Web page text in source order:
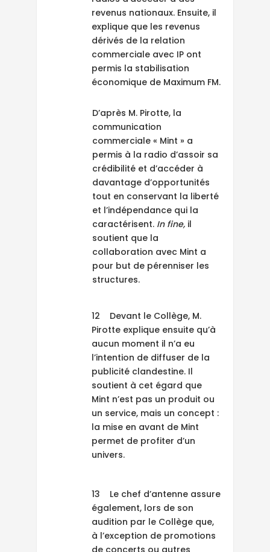
revenus nationaux. Ensuite, il
explique que les revenus
dérivés de la relation
commerciale avec IP ont
permis la stabilisation
économique de Maximum FM.
D’après M. Pirotte, la
communication
commerciale « Mint » a
permis à la radio d’assoir sa
crédibilité et d’accéder à
davantage d’opportunités
tout en conservant la liberté
et l’indépendance qui la
caractérisent. In fine, il
soutient que la
collaboration avec Mint a
pour but de pérenniser les
structures.
12 Devant le Collège, M.
Pirotte explique ensuite qu’à
aucun moment il n’a eu
l’intention de diffuser de la
publicité clandestine. Il
soutient à cet égard que
Mint n’est pas un produit ou
un service, mais un concept :
la mise en avant de Mint
permet de profiter d’un
univers.
13 Le chef d’antenne assure
également, lors de son
audition par le Collège que,
à l’exception de promotions
de concerts ou autres